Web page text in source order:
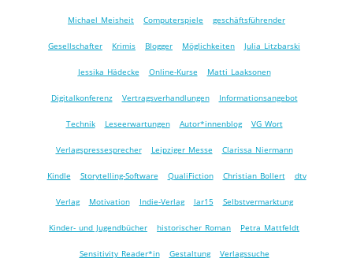
Michael Meisheit Computerspiele geschäftsführender
Gesellschafter Krimis Blogger Möglichkeiten Julia Litzbarski
Jessika Hädecke Online-Kurse Matti Laaksonen
Digitalkonferenz Vertragsverhandlungen Informationsangebot
Technik Leseerwartungen Autor*innenblog VG Wort
Verlagspressesprecher Leipziger Messe Clarissa Niermann
Kindle Storytelling-Software QualiFiction Christian Bollert dtv
Verlag Motivation Indie-Verlag lar15 Selbstvermarktung
Kinder- und Jugendbücher historischer Roman Petra Mattfeldt
Sensitivity Reader*in Gestaltung Verlagssuche